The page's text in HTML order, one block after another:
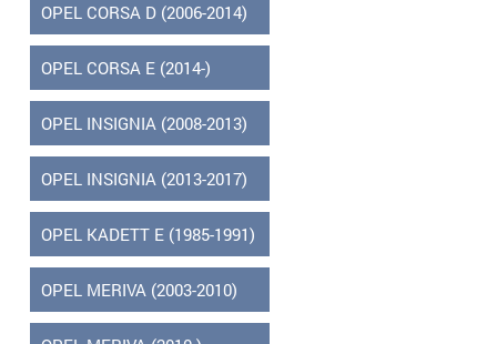
OPEL CORSA D (2006-2014)
OPEL CORSA E (2014-)
OPEL INSIGNIA (2008-2013)
OPEL INSIGNIA (2013-2017)
OPEL KADETT E (1985-1991)
OPEL MERIVA (2003-2010)